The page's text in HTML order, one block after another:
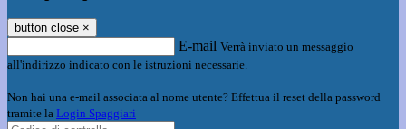
button close ×
E-mail Verrà inviato un messaggio
all'indirizzo indicato con le istruzioni necessarie.
Non hai una e-mail associata al nome utente? Effettua il reset della password
tramite la Login Spaggiari